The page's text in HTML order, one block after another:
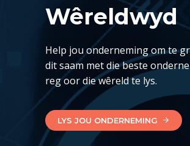
Wêreldwyd
Help jou onderneming om te
dit saam met die beste
reg oor die wêreld te lys.
LYS JOU ONDERNEMING